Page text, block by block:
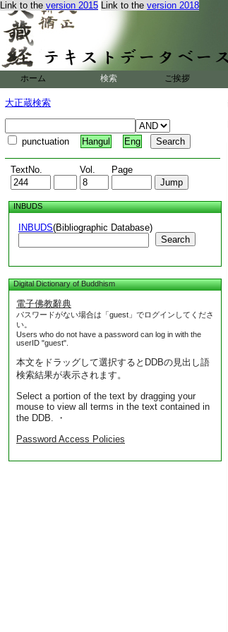
Link to the version 2015 Link to the version 2018
ホーム 検索 ご挨拶
大正蔵検索
punctuation Hangul Eng
TextNo. Vol. Page
INBUDS
INBUDS(Bibliographic Database)
Search
Digital Dictionary of Buddhism
電子佛教辭典
パスワードがない場合は「guest」でログインしてくださ
い。
Users who do not have a password can log in with the
userID "guest".
本文をドラッグして選択するとDDBの見出し語
検索結果が表示されます。
Select a portion of the text by dragging your
mouse to view all terms in the text contained in
the DDB. ・
Password Access Policies